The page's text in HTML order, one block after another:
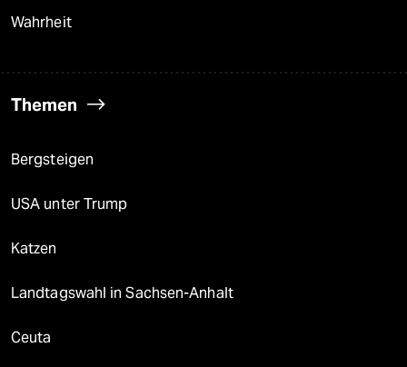
Wahrheit
Themen
Bergsteigen
USA unter Trump
Katzen
Landtagswahl in Sachsen-Anhalt
Ceuta